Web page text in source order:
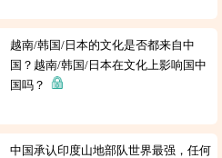
越南/韩国/日本的文化是否都来自中
国？越南/韩国/日本在文化上影响国中
国吗？
中国承认印度山地部队世界最强，任何